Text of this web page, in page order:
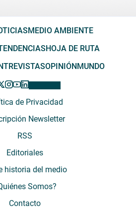
MEDIO AMBIENTE
HOJA DE RUTA
OPINIÓNMUNDO
de Privacidad
Newsletter
RSS
Editoriales
historia del medio
Somos?
Contacto